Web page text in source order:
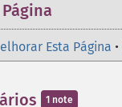
Esta Página •
1 note